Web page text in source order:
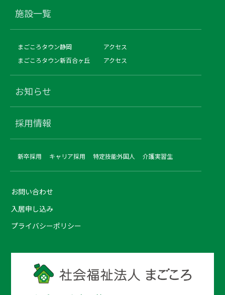
施設一覧
まごころタウン静岡
アクセス
まごころタウン新百合ヶ丘
アクセス
お知らせ
採用情報
新卒採用 キャリア採用 特定技能外国人 介護実習生
お問い合わせ
入居申し込み
プライバシーポリシー